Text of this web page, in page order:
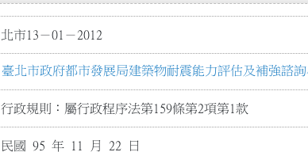
北市13－01－2012
臺北市政府都市發展局建築物耐震能力評估及補強諮
行政規則：屬行政程序法第159條第2項第1款
民國 95 年 11 月 22 日